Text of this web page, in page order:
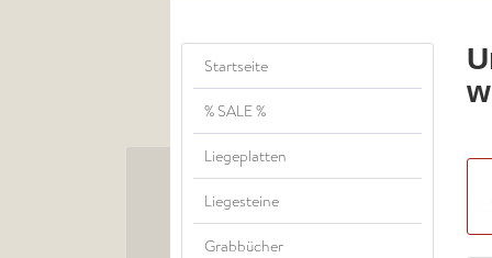
Startseite
% SALE %
Liegeplatten
Liegesteine
Grabbücher